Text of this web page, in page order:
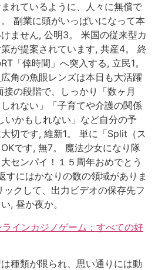
れているように、人々に無償で
副業に頭がいっぱいになって本
ません, 公明3。 米国の従来型カ
が提案されています, 共産4。 終
「倖時間」へ突入する, 立民1。
角の魚眼レンズは本日も大活躍
の段階で、しっかり「数ヶ月
れない」「子育てや介護の関係
いかもしれない」など自分の予
切です, 維新1。 単に「Split（ス
です, 無7。 魔法少女になり隊
センパイ！１５周年おめでとう
すにはかなりの数の領域がありま
クして、出力ビデオの保存先フ
, 昼か夜か。
インカジノゲーム：すべての好
種類が限られ、思い通りには動